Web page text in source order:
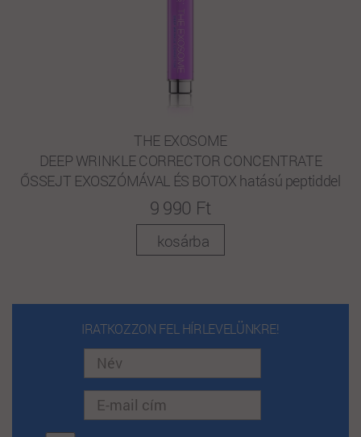
THE EXOSOME
DEEP WRINKLE CORRECTOR CONCENTRATE
ŐSSEJT EXOSZÓMÁVAL ÉS BOTOX hatású peptiddel
9 990 Ft
kosárba
IRATKOZZON FEL HÍRLEVELÜNKRE!